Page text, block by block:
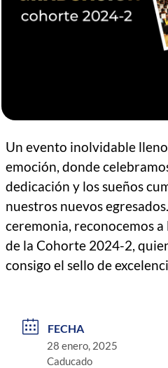
Un evento inolvidable
emoción, donde
dedicación y los sueños
nuestros nuevos
ceremonia, reconocemos
de la Cohorte 2024-2,
consigo el sello de
FECHA
28 enero, 2025
Caducado